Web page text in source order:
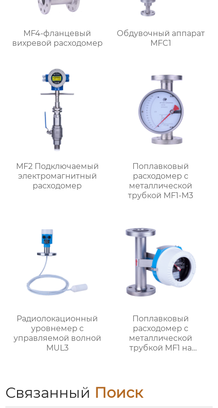
MF4-фланцевый
вихревой расходомер
Обдувочный аппарат
MFC1
MF2 Подключаемый
электромагнитный
расходомер
Поплавковый
расходомер с
металлической
трубкой MF1-M3
Радиолокационный
уровнемер с
управляемой волной
MUL3
Поплавковый
расходомер с
металлической
трубкой MF1 на
Связанный Поиск